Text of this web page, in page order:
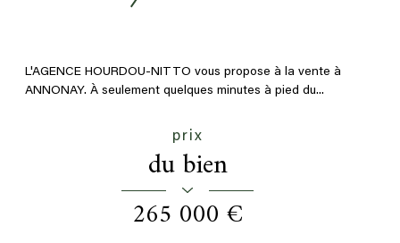
L'AGENCE HOURDOU-NITTO vous propose à la vente à
ANNONAY. À seulement quelques minutes à pied du...
prix
du bien
265 000 €